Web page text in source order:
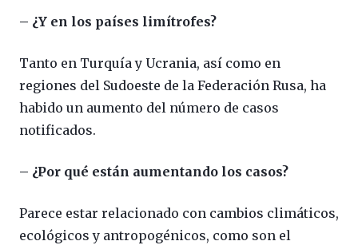
– ¿Y en los países limítrofes?
Tanto en Turquía y Ucrania, así como en
regiones del Sudoeste de la Federación Rusa, ha
habido un aumento del número de casos
notificados.
– ¿Por qué están aumentando los casos?
Parece estar relacionado con cambios climáticos,
ecológicos y antropogénicos, como son el